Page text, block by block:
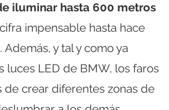
iluminar hasta 600 metros
impensable hasta hace
y tal y como ya
luces LED de BMW, los faros
de crear diferentes zonas de